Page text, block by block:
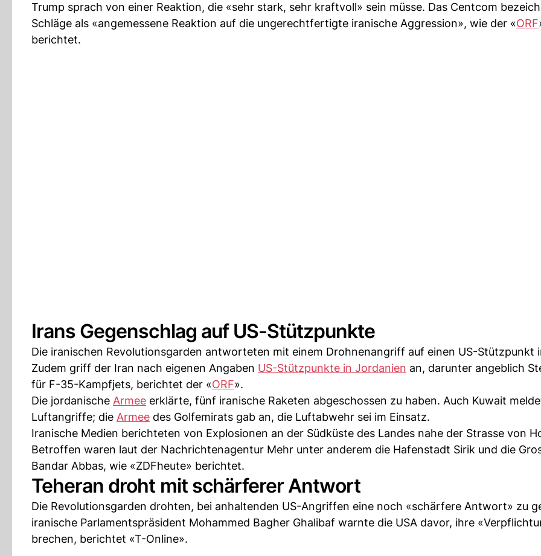
Trump sprach von einer Reaktion, die «sehr stark, sehr kraftvoll» sein müsse. Das Centcom
Schläge als «angemessene Reaktion auf die ungerechtfertigte iranische Aggression», wie der «ORF
berichtet.
Irans Gegenschlag auf US-Stützpunkte
Die iranischen Revolutionsgarden antworteten mit einem Drohnenangriff auf einen US-Stützpunkt
Zudem griff der Iran nach eigenen Angaben US-Stützpunkte in Jordanien an, darunter angeblich
für F-35-Kampfjets, berichtet der «ORF».
Die jordanische Armee erklärte, fünf iranische Raketen abgeschossen zu haben. Auch Kuwait
Luftangriffe; die Armee des Golfemirats gab an, die Luftabwehr sei im Einsatz.
Iranische Medien berichteten von Explosionen an der Südküste des Landes nahe der Strasse von
Betroffen waren laut der Nachrichtenagentur Mehr unter anderem die Hafenstadt Sirik und die
Bandar Abbas, wie «ZDFheute» berichtet.
Teheran droht mit schärferer Antwort
Die Revolutionsgarden drohten, bei anhaltenden US-Angriffen eine noch «schärfere Antwort» zu
iranische Parlamentspräsident Mohammed Bagher Ghalibaf warnte die USA davor, ihre
brechen, berichtet «T-Online».